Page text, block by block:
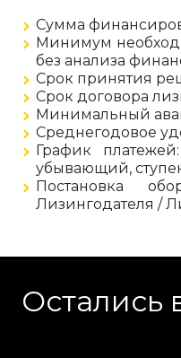
Сумма
Минимум
без анализа
Срок принятия
Срок договора
Минимальный
Среднегодовое
График
убывающий,
Постановка
Лизингодателя /
Остались